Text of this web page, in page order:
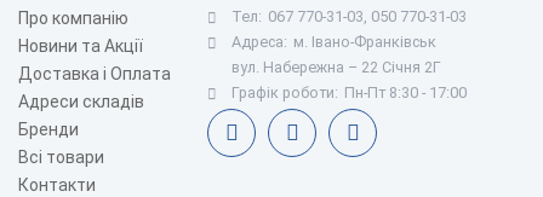
Про компанію
Новини та Акції
Доставка і Оплата
Адреси складів
Бренди
Всі товари
Контакти
Тел: 067 770-31-03, 050 770-31-03
Адреса: м. Івано-Франківськ
вул. Набережна – 22 Січня 2Г
Графік роботи: Пн-Пт 8:30 - 17:00